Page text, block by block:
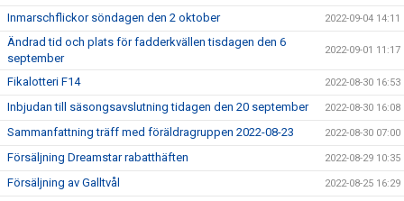
Inmarschflickor söndagen den 2 oktober 2022-09-04 14:11
Ändrad tid och plats för fadderkvällen tisdagen den 6
september
2022-09-01 11:17
Fikalotteri F14 2022-08-30 16:53
Inbjudan till säsongsavslutning tidagen den 20 september 2022-08-30 16:08
Sammanfattning träff med föräldragruppen 2022-08-23 2022-08-30 07:00
Försäljning Dreamstar rabatthäften 2022-08-29 10:35
Försäljning av Galltvål 2022-08-25 16:29